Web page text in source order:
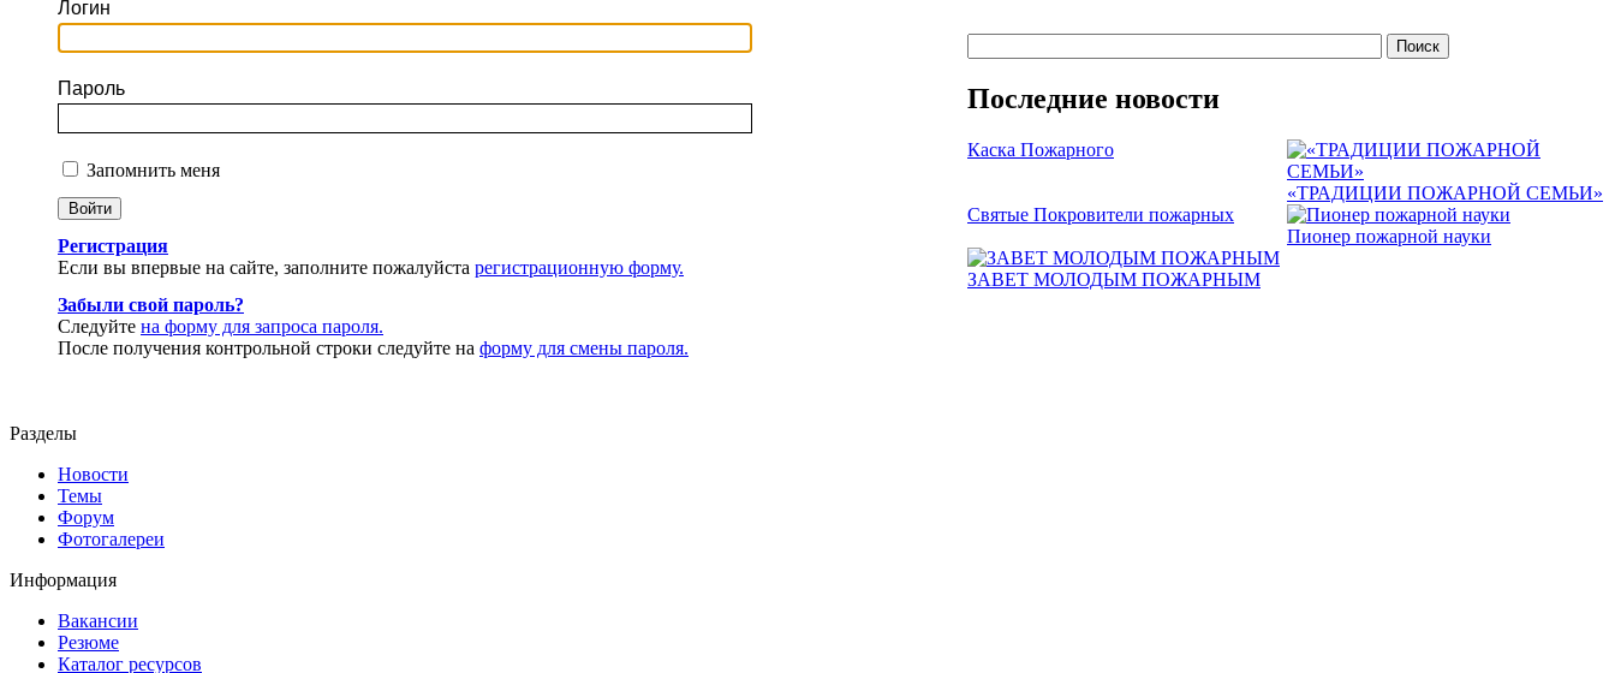
Логин
Пароль
Запомнить меня
Регистрация
Если вы впервые на сайте, заполните пожалуйста регистрационную форму.
Забыли свой пароль?
Следуйте на форму для запроса пароля.
После получения контрольной строки следуйте на форму для смены пароля.
Последние новости
Каска Пожарного
«ТРАДИЦИИ ПОЖАРНОЙ СЕМЬИ»
Святые Покровители пожарных
Пионер пожарной науки
ЗАВЕТ МОЛОДЫМ ПОЖАРНЫМ
Разделы
Новости
Темы
Форум
Фотогалереи
Информация
Вакансии
Резюме
Каталог ресурсов